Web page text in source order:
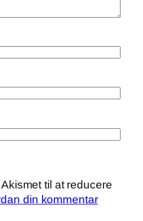
til at reducere
din kommentar